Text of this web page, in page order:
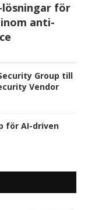
för
anti-
Group till
Vendor
för AI-driven